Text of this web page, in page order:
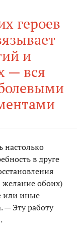
героев
и
— вся
настолько
в друге
обоих)
или иные
— Эту работу